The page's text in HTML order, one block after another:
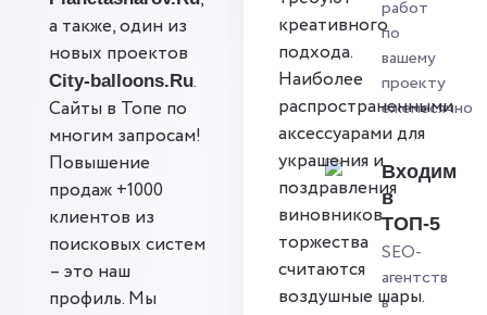
работ
по
вашему
проекту
ежемесячно
Входим
в
ТОП-5
SEO-
агентств
в
а также, один из
новых проектов
City-balloons.Ru.
Сайты в Топе по
многим запросам!
Повышение
продаж +1000
клиентов из
поисковых систем
– это наш
профиль. Мы
креативного
подхода.
Наиболее
распространенными
аксессуарами для
украшения и
поздравления
виновников
торжества
считаются
воздушные шары.